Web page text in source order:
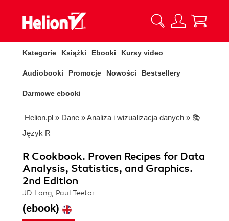
Kategorie Książki Ebooki Kursy video
Audiobooki Promocje Nowości Bestsellery
Darmowe ebooki
Helion.pl » Dane »Analiza i wizualizacja danych » 📚
Język R
R Cookbook. Proven Recipes for Data
Analysis, Statistics, and Graphics.
2nd Edition
JD Long, Paul Teetor
(ebook)